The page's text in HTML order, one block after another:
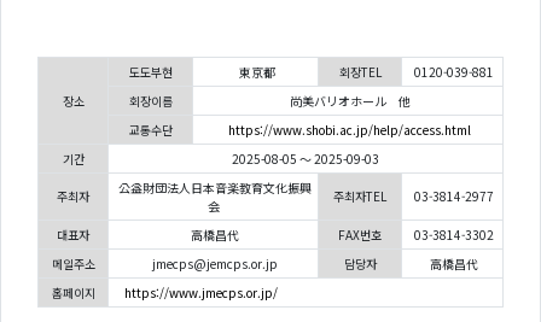
장소
도도부현 東京都 회장TEL
0120-039-881
회장이름
尚美バリオホール 他
교통수단
https://www.shobi.ac.jp/help/access.html
기간
2025-08-05 ～ 2025-09-03
주최자
公益財団法人日本音楽教育文化振興
会
주최자TEL 03-3814-2977
대표자 高橋昌代 FAX번호
03-3814-3302
메일주소
jmecps@jemcps.or.jp 담당자
高橋昌代
홈페이지
https://www.jmecps.or.jp/